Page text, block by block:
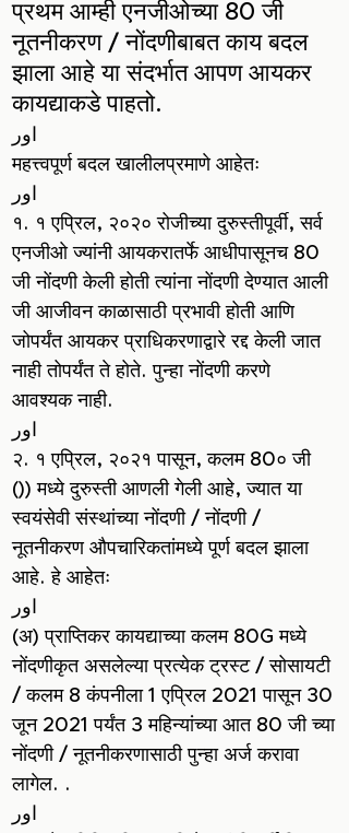
प्रथम आम्ही एनजीओच्या 80 जी
नूतनीकरण / नोंदणीबाबत काय बदल
झाला आहे या संदर्भात आपण आयकर
कायद्याकडे पाहतो.
اور
महत्त्वपूर्ण बदल खालीलप्रमाणे आहेतः
اور
१. १ एप्रिल, २०२० रोजीच्या दुरुस्तीपूर्वी, सर्व
एनजीओ ज्यांनी आयकरातर्फे आधीपासूनच 80
जी नोंदणी केली होती त्यांना नोंदणी देण्यात आली
जी आजीवन काळासाठी प्रभावी होती आणि
जोपर्यंत आयकर प्राधिकरणाद्वारे रद्द केली जात
नाही तोपर्यंत ते होते. पुन्हा नोंदणी करणे
आवश्यक नाही.
اور
२. १ एप्रिल, २०२१ पासून, कलम 80० जी
()) मध्ये दुरुस्ती आणली गेली आहे, ज्यात या
स्वयंसेवी संस्थांच्या नोंदणी / नोंदणी /
नूतनीकरण औपचारिकतांमध्ये पूर्ण बदल झाला
आहे. हे आहेतः
اور
(अ) प्राप्तिकर कायद्याच्या कलम 80G मध्ये
नोंदणीकृत असलेल्या प्रत्येक ट्रस्ट / सोसायटी
/ कलम 8 कंपनीला 1 एप्रिल 2021 पासून 30
जून 2021 पर्यंत 3 महिन्यांच्या आत 80 जी च्या
नोंदणी / नूतनीकरणासाठी पुन्हा अर्ज करावा
लागेल. .
اور